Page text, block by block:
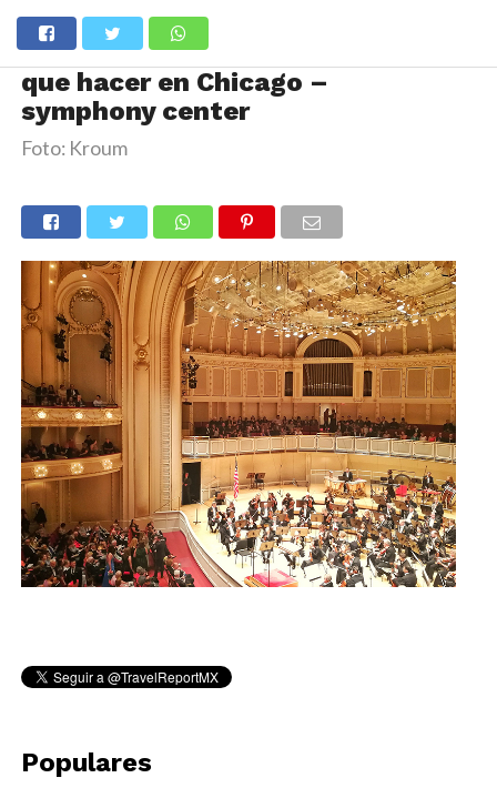
que hacer en Chicago –
symphony center
Foto: Kroum
Populares